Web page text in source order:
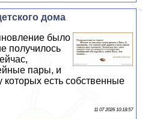
дома
было
получилось
пары, и
которых есть собственные
11 07 2026 10:18:57